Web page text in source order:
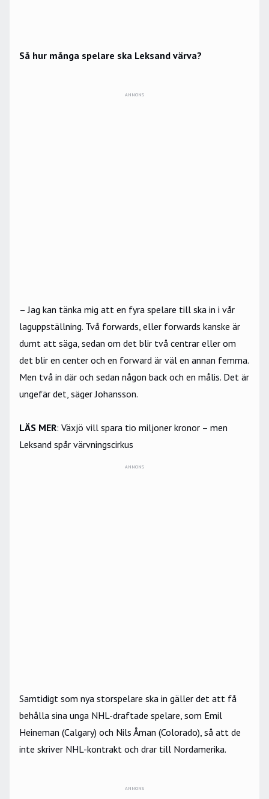
Så hur många spelare ska Leksand värva?
ANNONS
– Jag kan tänka mig att en fyra spelare till ska in i vår
laguppställning. Två forwards, eller forwards kanske är
dumt att säga, sedan om det blir två centrar eller om
det blir en center och en forward är väl en annan femma.
Men två in där och sedan någon back och en målis. Det är
ungefär det, säger Johansson.
LÄS MER: Växjö vill spara tio miljoner kronor – men
Leksand spår värvningscirkus
ANNONS
Samtidigt som nya storspelare ska in gäller det att få
behålla sina unga NHL-draftade spelare, som Emil
Heineman (Calgary) och Nils Åman (Colorado), så att de
inte skriver NHL-kontrakt och drar till Nordamerika.
ANNONS